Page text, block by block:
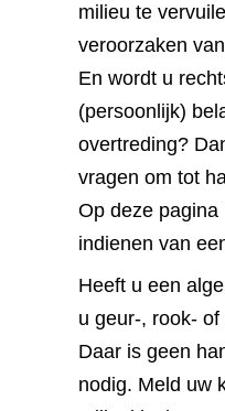
milieu te
veroorzaken
En wordt u
(persoonlijk)
overtreding?
vragen om tot
Op deze
indienen van
Heeft u een
u geur-, rook-
Daar is geen
nodig. Meld uw